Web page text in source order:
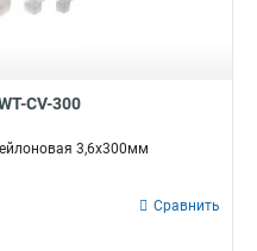
CV-300
3,6х300мм
Сравнить